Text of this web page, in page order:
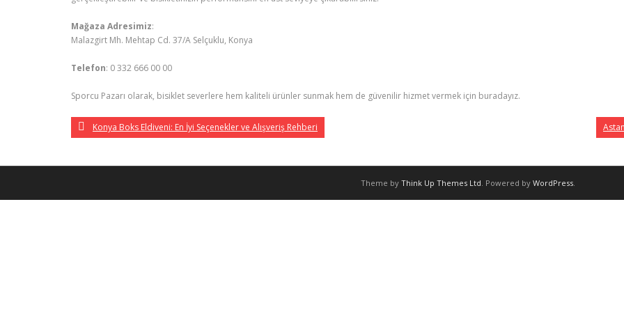
Mağaza Adresimiz:
Malazgirt Mh. Mehtap Cd. 37/A Selçuklu, Konya
Telefon: 0 332 666 00 00
Sporcu Pazarı olarak, bisiklet severlere hem kaliteli ürünler sunmak hem de güvenilir hizmet vermek için buradayız.
Konya Boks Eldiveni: En İyi Seçenekler ve Alışveriş Rehberi
Theme by Think Up Themes Ltd. Powered by WordPress.